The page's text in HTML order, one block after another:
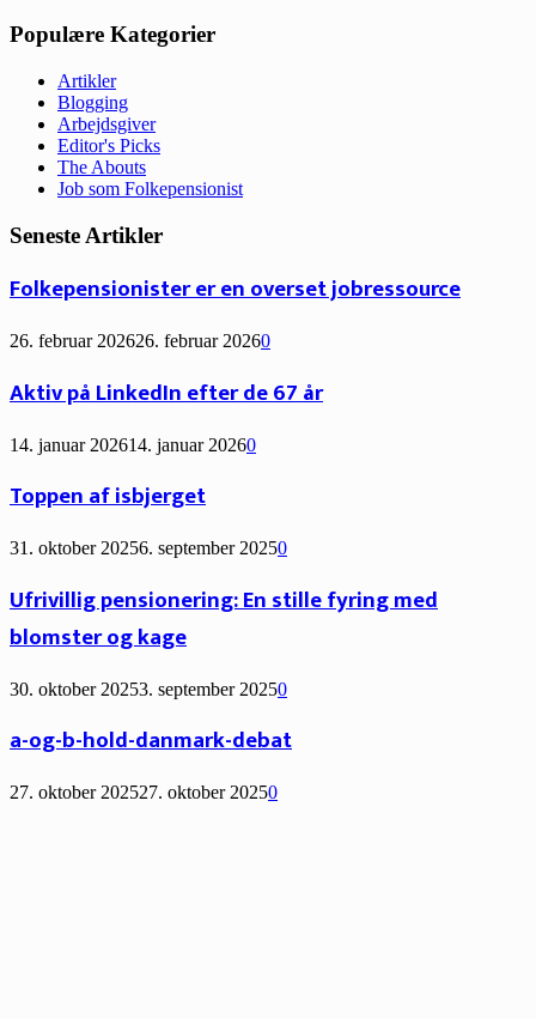
Populære Kategorier
Artikler
Blogging
Arbejdsgiver
Editor's Picks
The Abouts
Job som Folkepensionist
Seneste Artikler
Folkepensionister er en overset jobressource
26. februar 202626. februar 20260
Aktiv på LinkedIn efter de 67 år
14. januar 202614. januar 20260
Toppen af isbjerget
31. oktober 20256. september 20250
Ufrivillig pensionering: En stille fyring med
blomster og kage
30. oktober 20253. september 20250
a-og-b-hold-danmark-debat
27. oktober 202527. oktober 20250